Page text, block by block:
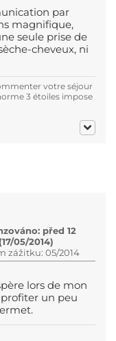
par
magnifique,
seule prise de
cheveux, ni
votre séjour
3 étoiles impose
před 12
05/2014)
zážitku: 05/2014
lors de mon
un peu